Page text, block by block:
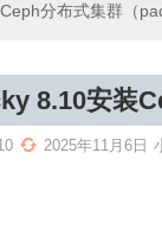
分布式集群（
8.10安装
2025年11月6日